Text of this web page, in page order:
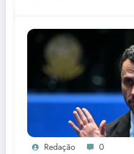
Redação 0